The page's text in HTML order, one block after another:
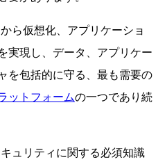
ら仮想化、アプリケーショ
実現し、データ、アプリケー
を包括的に守る、最も需要の
ットフォームの一つであり続
ュリティに関する必須知識